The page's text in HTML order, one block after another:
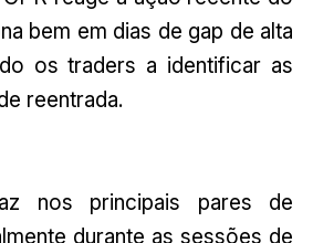
bem em dias de gap de alta
os traders a identificar as
reentrada.
nos principais pares de
durante as sessões de